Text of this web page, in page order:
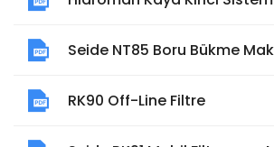
Seide NT85 Boru Bükme
RK90 Off-Line Filtre